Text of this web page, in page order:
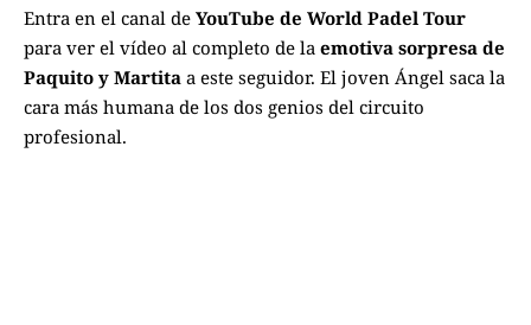
Entra en el canal de YouTube de World Padel Tour
para ver el vídeo al completo de la emotiva sorpresa de
Paquito y Martita a este seguidor. El joven Ángel saca la
cara más humana de los dos genios del circuito
profesional.